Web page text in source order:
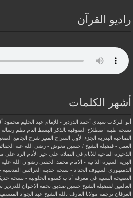
راديو القرآن
أشهر الكلمات
أبو البركات سيدي أحمد الدردير - للإمام عبد الحليم محمود
نسخة طيبة اصطلاح الصوفية بالذكر البسط التام نظم
الصاحبة البدرية
الجزء الأول السراج المنير شرح الجامع
العمل - فضيلة الشيخ / حسين معوض - رضي الله عنه
الذخيرة الماحية للآثام في الصلاة علي خير الأنام
الرد علي
البرية
السيرة الذاتية - الامام محمد الحفنى رضوان الله عليه
الدمنهوري
السيوف الحداد - نسخة حديثة العرائس
النصيحة السنية في معرفة آداب كسوة الخلوتية - نسخة
العالمين لفضيلة الشيخ حسين صديق
تحفة الإخوان للدردير
العرفان ترجمة مولانا العارف بالله الشيخ عبد الجواد